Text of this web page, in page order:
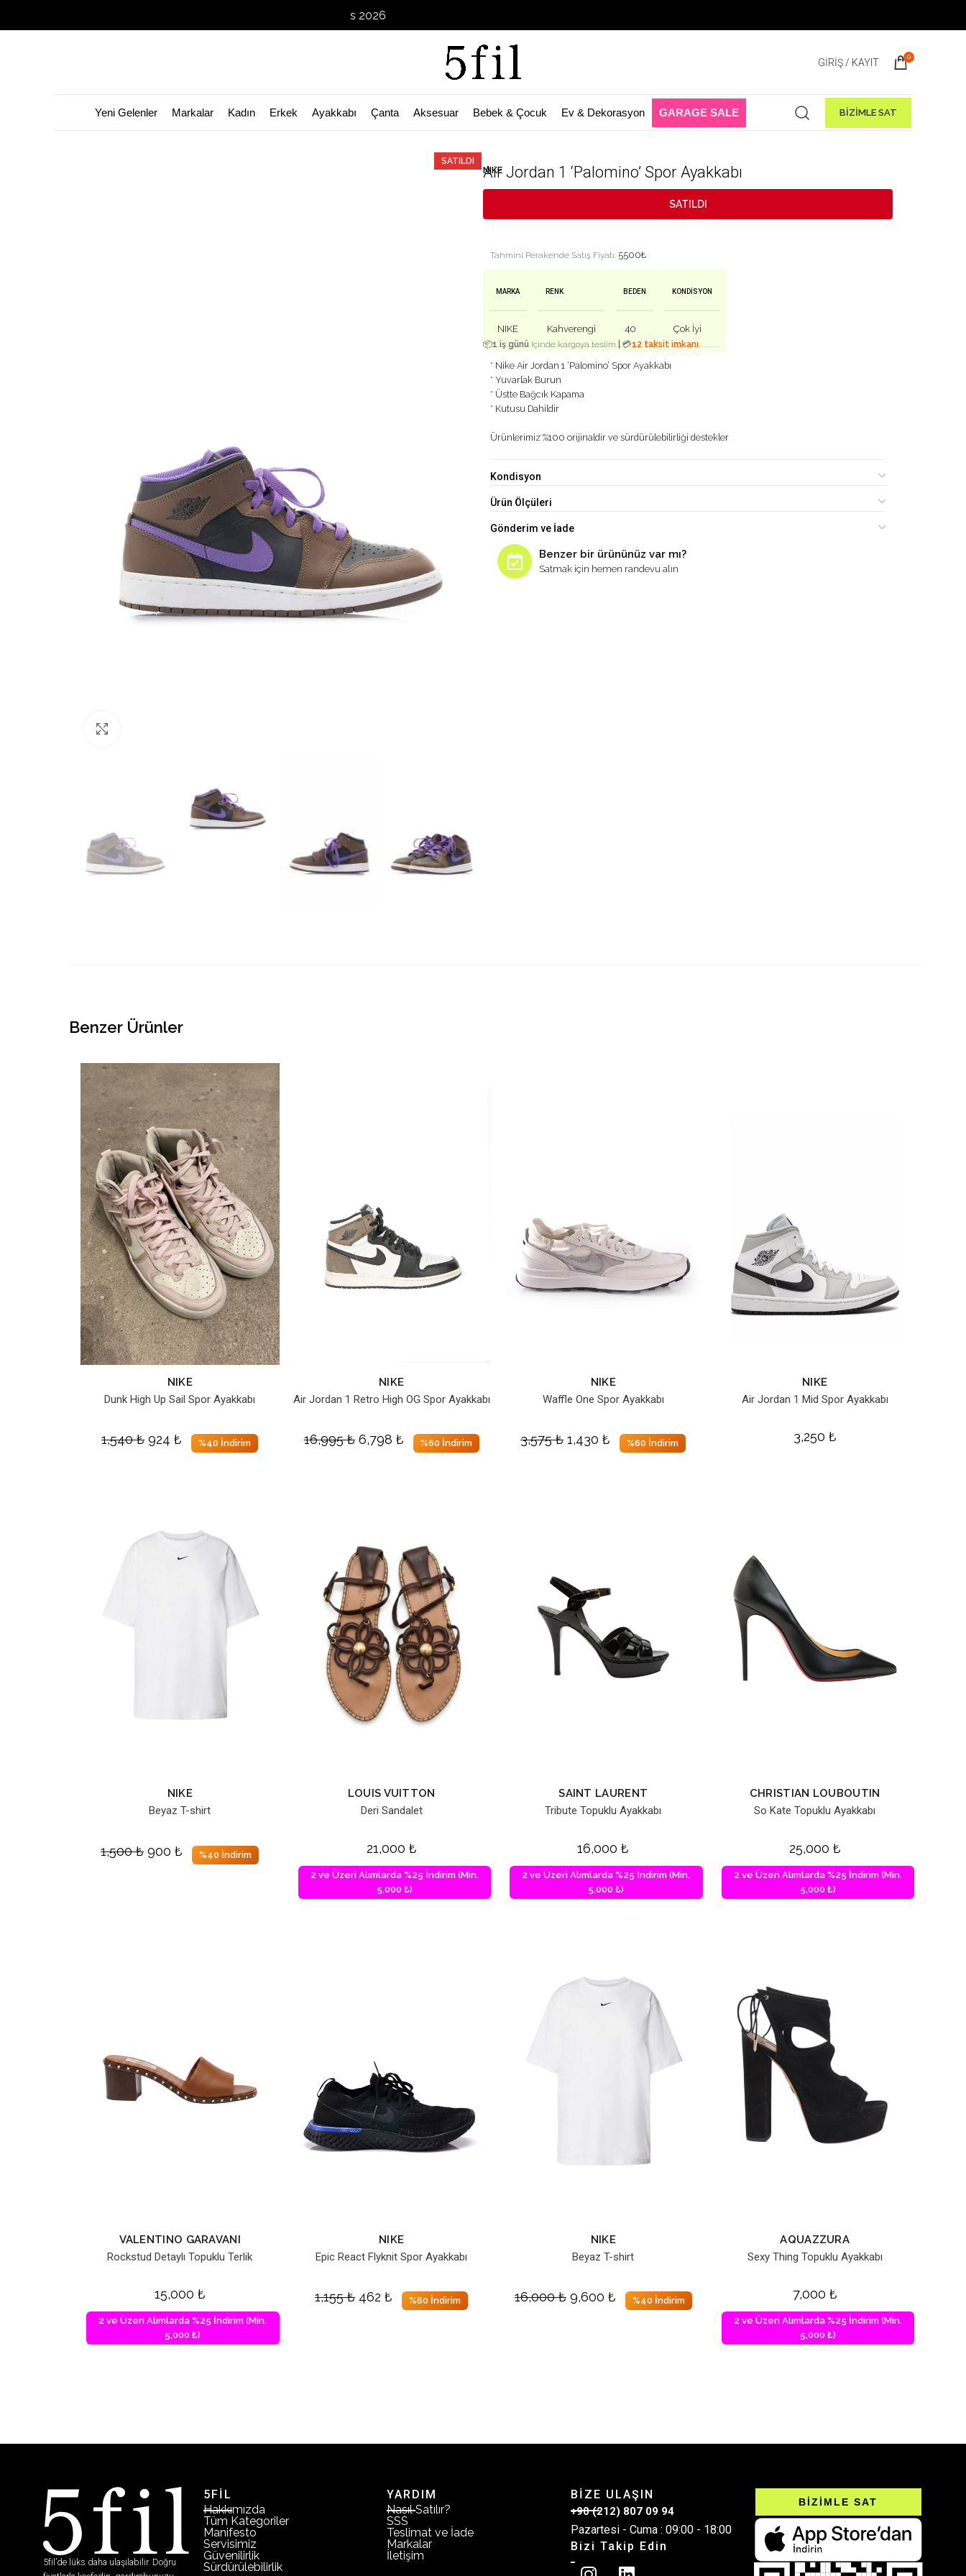
GIRIŞ / KAYIT 0
Yeni Gelenler Markalar Kadın Erkek Ayakkabı Çanta Aksesuar Bebek & Çocuk Ev & Dekorasyon GARAGE SALE BİZİMLE SAT
SATILDI
NIKE
Air Jordan 1 ‘Palomino’ Spor Ayakkabı
SATILDI
Tahmini Perakende Satış Fiyatı: 5500₺
MARKA
NIKE
RENK
Kahverengi
BEDEN
40
KONDISYON
Çok İyi
📦1 iş günü içinde kargoya teslim|💳12 taksit imkanı
* Nike Air Jordan 1 ‘Palomino’ Spor Ayakkabı
* Yuvarlak Burun
* Üstte Bağcık Kapama
* Kutusu Dahildir
Ürünlerimiz %100 orijinaldir ve sürdürülebilirliği destekler
Kondisyon
Ürün Ölçüleri
Gönderim ve İade
Benzer bir ürününüz var mı?
Satmak için hemen randevu alın
Benzer Ürünler
NIKE
Dunk High Up Sail Spor Ayakkabı
1,540₺ 924₺ %40 İndirim
NIKE
Air Jordan 1 Retro High OG Spor Ayakkabı
16,995₺ 6,798 ₺ %60 İndirim
NIKE
Waffle One Spor Ayakkabı
3,575₺ 1,430₺ %60 İndirim
NIKE
Air Jordan 1 Mid Spor Ayakkabı
3,250 ₺
NIKE
Beyaz T-shirt
1,500₺ 900₺ %40 İndirim
LOUIS VUITTON
Deri Sandalet
21,000 ₺
2 ve Üzeri Alımlarda %25 İndirim (Min.
5,000 ₺)
SAINT LAURENT
Tribute Topuklu Ayakkabı
16,000₺
2 ve Üzeri Alımlarda %25 İndirim (Min.
5,000 ₺)
CHRISTIAN LOUBOUTIN
So Kate Topuklu Ayakkabı
25,000 ₺
2 ve Üzeri Alımlarda %25 İndirim (Min.
5,000 ₺)
VALENTINO GARAVANI
Rockstud Detaylı Topuklu Terlik
15,000 ₺
2 ve Üzeri Alımlarda %25 İndirim (Min.
5,000 ₺)
NIKE
Epic React Flyknit Spor Ayakkabı
1,155₺ 462₺ %60 İndirim
NIKE
Beyaz T-shirt
16,000₺ 9,600 ₺ %40 İndirim
AQUAZZURA
Sexy Thing Topuklu Ayakkabı
7,000 ₺
2 ve Üzeri Alımlarda %25 İndirim (Min.
5,000 ₺)
5fil’de lüks daha ulaşılabilir. Doğru
5FİL
Hakkımızda
Tüm Kategoriler
Manifesto
Servisimiz
Güvenilirlik
Sürdürülebilirlik
YARDIM
Nasıl Satılır?
SSS
Teslimat ve İade
Markalar
İletişim
BİZE ULAŞIN
+90 (212) 807 09 94
Pazartesi - Cuma : 09:00 - 18:00
Bizi Takip Edin
BİZİMLE SAT